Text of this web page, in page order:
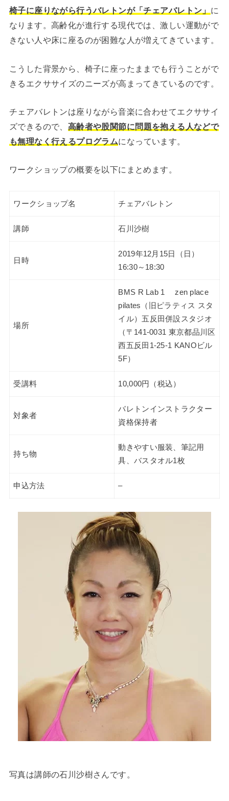
椅子に座りながら行うバレトンが「チェアバレトン」 に
なります。高齢化が進行する現代では、激しい運動がで
きない人や床に座るのが困難な人が増えてきています。
こうした背景から、椅子に座ったままでも行うことがで
きるエクササイズのニーズが高まってきているのです。
チェアバレトンは座りながら音楽に合わせてエクササイ
ズできるので、 高齢者や股関節に問題を抱える人などで
も無理なく行えるプログラムになっています。
ワークショップの概要を以下にまとめます。
ワークショップ名 チェアバレトン
講師 石川沙樹
日時
2019年12月15日（日）
16:30～18:30
場所
BMS R Lab 1 zen place
pilates（旧ピラティス スタ
イル）五反田併設スタジオ
（〒141-0031 東京都品川区
西五反田1-25-1 KANOビル
5F）
受講料 10,000円（税込）
対象者
バレトンインストラクター
資格保持者
持ち物
動きやすい服装、筆記用
具、バスタオル1枚
申込方法 –
写真は講師の石川沙樹さんです。